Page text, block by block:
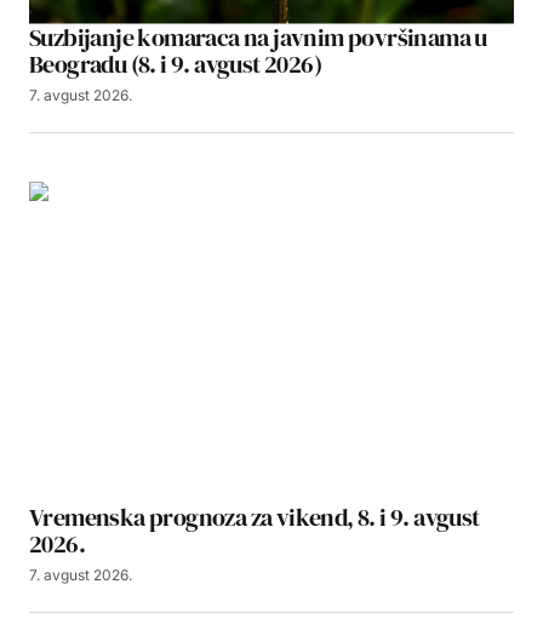
Suzbijanje komaraca na javnim površinama u
Beogradu (8. i 9. avgust 2026)
7. avgust 2026.
Vremenska prognoza za vikend, 8. i 9. avgust
2026.
7. avgust 2026.